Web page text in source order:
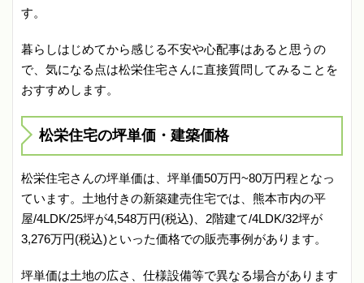
す。
暮らしはじめてから感じる不安や心配事はあると思うの
で、気になる点は松栄住宅さんに直接質問してみることを
おすすめします。
松栄住宅の坪単価・建築価格
松栄住宅さんの坪単価は、坪単価50万円~80万円程となっ
ています。土地付きの新築建売住宅では、熊本市内の平
屋/4LDK/25坪が4,548万円(税込)、2階建て/4LDK/32坪が
3,276万円(税込)といった価格での販売事例があります。
坪単価は土地の広さ、仕様設備等で異なる場合があります